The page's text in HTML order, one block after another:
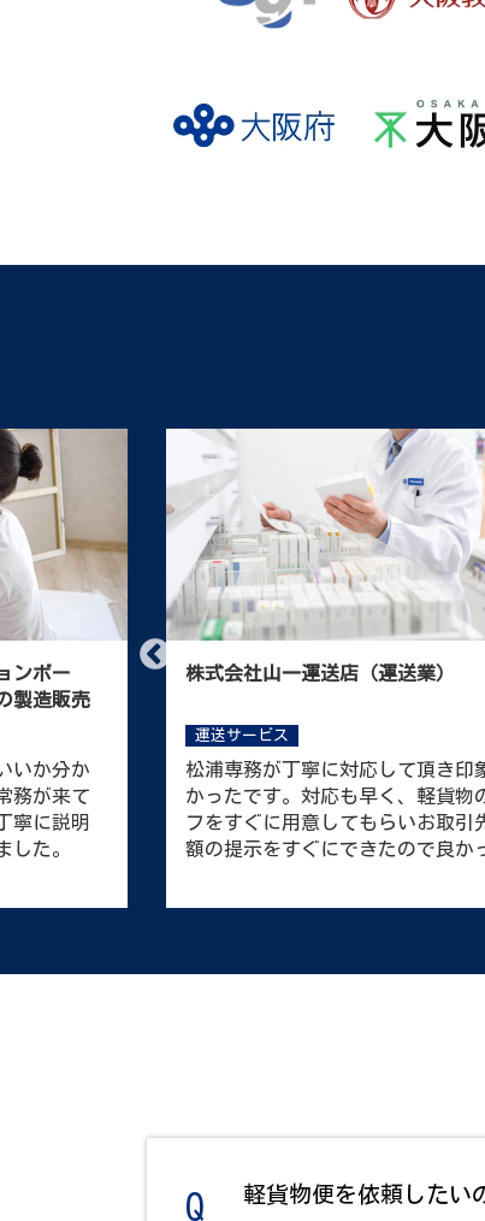
販売・ル
良かっ
に対して
心できま
整備工場様向け/自動車メーカーの
運送サービス
現状積込時は、弊社が準備したも
込んでもらってますが種類が多く
かもしれません。商品を覚えて頂
ライバーさん側でピッキング出来
軽貨物便を依頼したい